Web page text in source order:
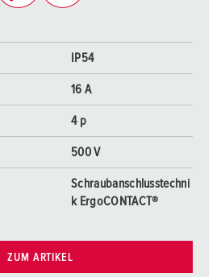
IP54
16 A
4 p
500 V
Schraubanschlusstechni
k ErgoCONTACT®
ZUM ARTIKEL